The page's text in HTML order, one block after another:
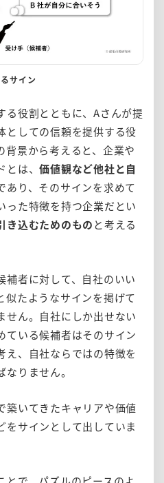
サイン
る役割とともに、Aさんが提
としての信頼を提供する役
景から考えると、企業や
とは、価値観など他社と自
あり、そのサインを求めて
った特徴を持つ企業だとい
き込むためのものと考える
補者に対して、自社のいい
似たようなサインを掲げて
せん。自社にしか出せない
ている候補者はそのサイン
え、自社ならではの特徴を
りません。
築いてきたキャリアや価値
をサインとして出していま